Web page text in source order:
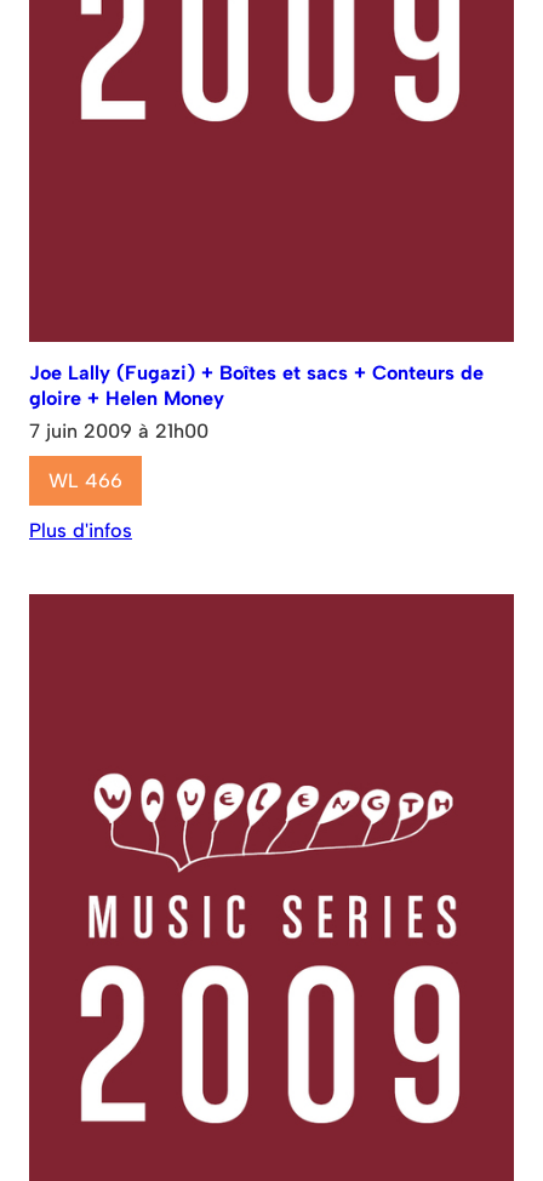
Joe Lally (Fugazi) + Boîtes et sacs + Conteurs de
gloire + Helen Money
7 juin 2009 à 21h00
WL 466
Plus d'infos